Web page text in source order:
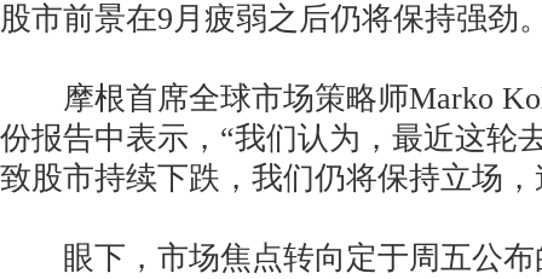
股市前景在9月疲弱之后仍将保持强劲
摩根首席全球市场策略师Marko
份报告中表示，“我们认为，最近这轮
致股市持续下跌，我们仍将保持立场
眼下，市场焦点转向定于周五公布